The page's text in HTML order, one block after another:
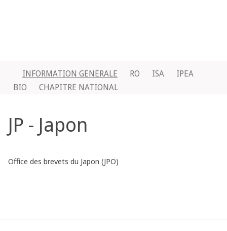
INFORMATION GENERALE RO ISA
IPEA
BIO
CHAPITRE NATIONAL
JP - Japon
Office des brevets du Japon (JPO)